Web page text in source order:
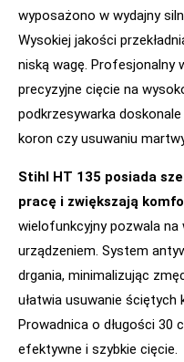
wyposażono w wydajny
Wysokiej jakości
niską wagę. Profesjonalny
precyzyjne cięcie na
podkrzesywarka
koron czy usuwaniu
Stihl HT 135 posiada
pracę i zwiększają
wielofunkcyjny pozwala na
urządzeniem. System
drgania, minimalizując
ułatwia usuwanie
Prowadnica o długości 30
efektywne i szybkie cięcie.